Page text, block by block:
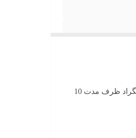
المنت میله ای استخری برای گرمایش استخر های خانگی می باشد و میتواند استخر های تا حجم 2000 لیتر گنجایش را به دمای 25 الی 30 درجه سانتیگراد ظرف مدت 10